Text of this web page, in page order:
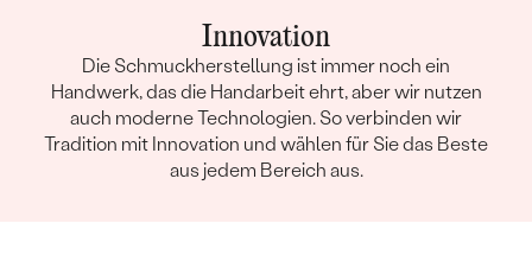
Innovation
Die Schmuckherstellung ist immer noch ein
Handwerk, das die Handarbeit ehrt, aber wir nutzen
auch moderne Technologien. So verbinden wir
Tradition mit Innovation und wählen für Sie das Beste
aus jedem Bereich aus.